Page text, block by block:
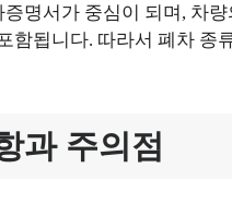
명서가 중심이 되며, 차
됩니다. 따라서 폐차 종
과 주의점